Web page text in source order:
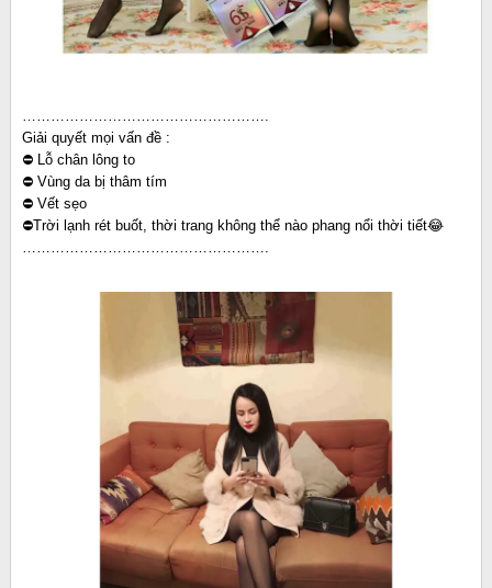
…………………………………………….
Giải quyết mọi vấn đề :
⛔️ Lỗ chân lông to
⛔️ Vùng da bị thâm tím
⛔️ Vết sẹo
⛔️Trời lạnh rét buốt, thời trang không thể nào phang nổi thời tiết😂
…………………………………………….